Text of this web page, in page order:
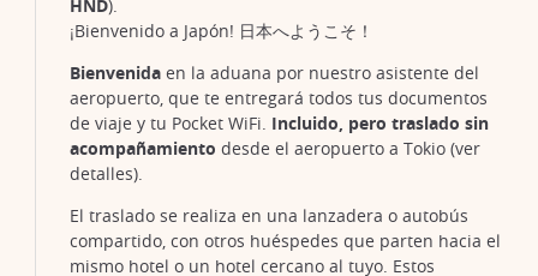
HND).
¡Bienvenido a Japón! 日本へようこそ！
Bienvenida en la aduana por nuestro asistente del
aeropuerto, que te entregará todos tus documentos
de viaje y tu Pocket WiFi. Incluido, pero traslado sin
acompañamiento desde el aeropuerto a Tokio (ver
detalles).
El traslado se realiza en una lanzadera o autobús
compartido, con otros huéspedes que parten hacia el
mismo hotel o un hotel cercano al tuyo. Estos